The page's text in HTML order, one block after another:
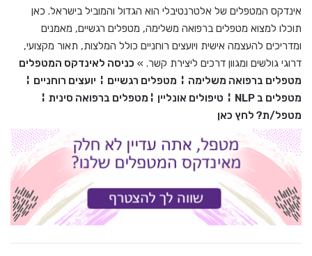
אינדקס המטפלים של אלטרנטיבלי הוא הגדול והמוביל בישראל. כאן
תוכלו למצוא מטפלים ברפואה משלימה, מטפלים רגשיים, מאמנים
ומדריכים להעצמה אישית ויועצים רוחניים כולל המלצות, תאור מקצועי,
דרוגי גולשים ומגוון דרכים ליצירת קשר. » כניסה לאינדקס המטפלים
מטפלים ברפואה משלימה ¦ מטפלים רגשיים ¦ יועצים רוחניים ¦
מטפלים ב NLP
¦ טיפולים אונליין ¦ מטפלים ברפואה סינית ¦
מטפל/ת? לחץ כאן